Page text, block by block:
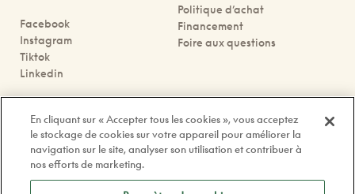
Facebook
Instagram
Tiktok
Linkedin
Prendre rendez-vous
Nos boutiques
Contactez-nous
contact@doyle.ca
Politique d’achat
Financement
Foire aux questions
En cliquant sur « Accepter tous les cookies », vous acceptez
le stockage de cookies sur votre appareil pour améliorer la
navigation sur le site, analyser son utilisation et contribuer à
nos efforts de marketing.